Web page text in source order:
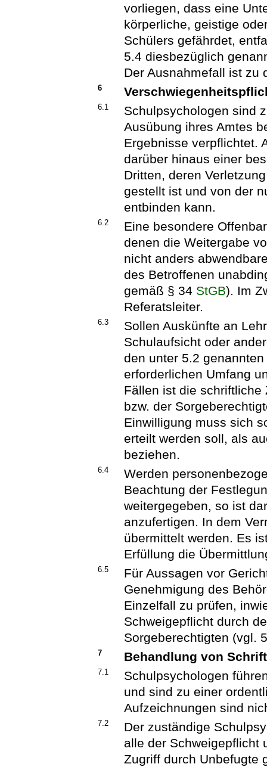
vorliegen, dass eine
körperliche, geistige
Schülers gefährdet,
5.4 diesbezüglich
Der Ausnahmefall ist zu
6
6.1
Schulpsychologen sind
Ausübung ihres Amtes
Ergebnisse verpflichtet.
darüber hinaus einer
Dritten, deren
gestellt ist und von der
entbinden kann.
6.2
Eine besondere
denen die Weitergabe
nicht anders
des Betroffenen
gemäß § 34 StGB). Im
Referatsleiter.
6.3
Sollen Auskünfte an
Schulaufsicht oder
den unter 5.2
erforderlichen Umfang
Fällen ist die
bzw. der
Einwilligung muss sich
erteilt werden soll, als
beziehen.
6.4
Werden
Beachtung der
weitergegeben, so ist
anzufertigen. In dem
übermittelt werden. Es
Erfüllung die
6.5
Für Aussagen vor
Genehmigung des
Einzelfall zu prüfen,
Schweigepflicht durch
Sorgeberechtigten (vgl.
7 Behandlung von
7.1
Schulpsychologen
und sind zu einer
Aufzeichnungen sind
7.2
Der zuständige
alle der Schweigepflicht
Zugriff durch Unbefugte